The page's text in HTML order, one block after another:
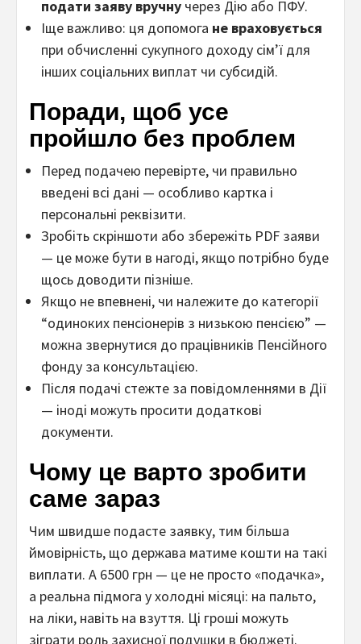
подати заяву вручну через Дію або ПФУ.
Іще важливо: ця допомога не враховується
при обчисленні сукупного доходу сім’ї для
інших соціальних виплат чи субсидій.
Поради, щоб усе
пройшло без проблем
Перед подачею перевірте, чи правильно
введені всі дані — особливо картка і
персональні реквізити.
Зробіть скріншоти або збережіть PDF заяви
— це може бути в нагоді, якщо потрібно буде
щось доводити пізніше.
Якщо не впевнені, чи належите до категорії
“одиноких пенсіонерів з низькою пенсією” —
можна звернутися до працівників Пенсійного
фонду за консультацією.
Після подачі стежте за повідомленнями в Дії
— іноді можуть просити додаткові
документи.
Чому це варто зробити
саме зараз
Чим швидше подасте заявку, тим більша
ймовірність, що держава матиме кошти на такі
виплати. А 6500 грн — це не просто «подачка»,
а реальна підмога у холодні місяці: на пальто,
на ліки, навіть на взуття. Ці гроші можуть
зіграти роль захисної подушки в бюджеті.